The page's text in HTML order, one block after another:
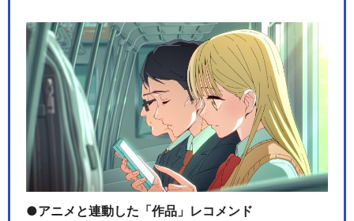
アニメと連動した「作品」レコメンド